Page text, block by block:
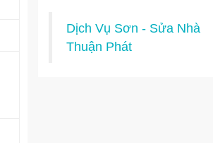
Dịch Vụ Sơn - Sửa Nhà
Thuận Phát